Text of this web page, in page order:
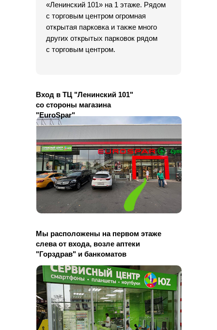
«Ленинский 101» на 1 этаже. Рядом
с торговым центром огромная
открытая парковка и также много
других открытых парковок рядом
с торговым центром.
Вход в ТЦ "Ленинский 101"
со стороны магазина
"EuroSpar"
Мы расположены на первом этаже
слева от входа, возле аптеки
"Горздрав" и банкоматов
ОСТАВИТЬ ЗАЯВКУ
Наш специалист
перезвонит вам
и рассчитает стоимость
и сроки ремонта
ОСТАВЬТЕ ЗАЯВКУ
НА РЕМОНТ
-5%